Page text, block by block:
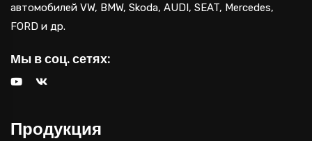
автомобилей VW, BMW, Skoda, AUDI, SEAT, Mercedes,
FORD и др.
Мы в соц. сетях:
Продукция